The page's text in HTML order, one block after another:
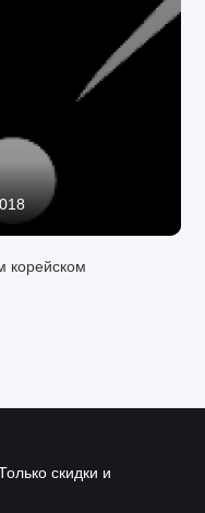
корейском
скидки и